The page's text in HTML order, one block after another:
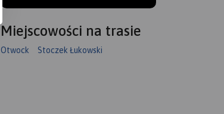
Miejscowości na trasie
Otwock Stoczek Łukowski